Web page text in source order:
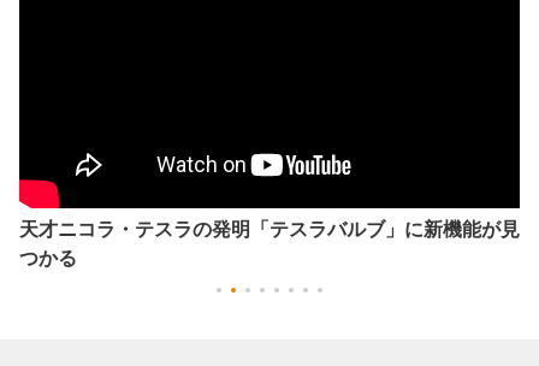
天才ニコラ・テスラの発明「テスラバルブ」に新機能が見
つかる